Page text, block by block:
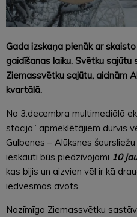
Gada izskaņa pienāk ar
gaidīšanas laiku. Svētku
Ziemassvētku sajūtu, aicinām
kvartālā.
No 3.decembra multimediālā
stacija” apmeklētājiem durvis
Gulbenes – Alūksnes
ieskauti būs piedzīvojami 10
kas bijis un aizvien vēl ir kā
iedvesmas avots.
Nozīmīga Ziemassvētku